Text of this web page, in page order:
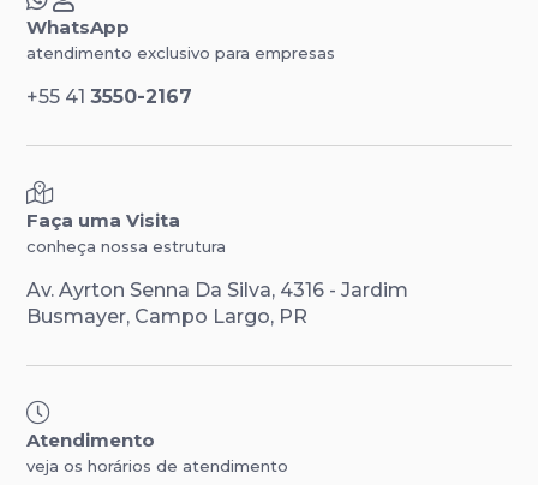
WhatsApp
atendimento exclusivo para empresas
+55 41 3550-2167
Faça uma Visita
conheça nossa estrutura
Av. Ayrton Senna Da Silva, 4316 - Jardim
Busmayer, Campo Largo, PR
Atendimento
veja os horários de atendimento